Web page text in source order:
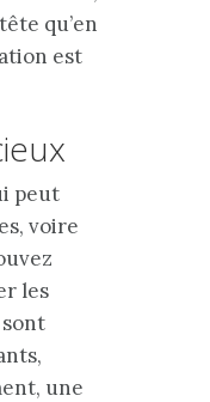
qu’en
est
peut
voire
les
une